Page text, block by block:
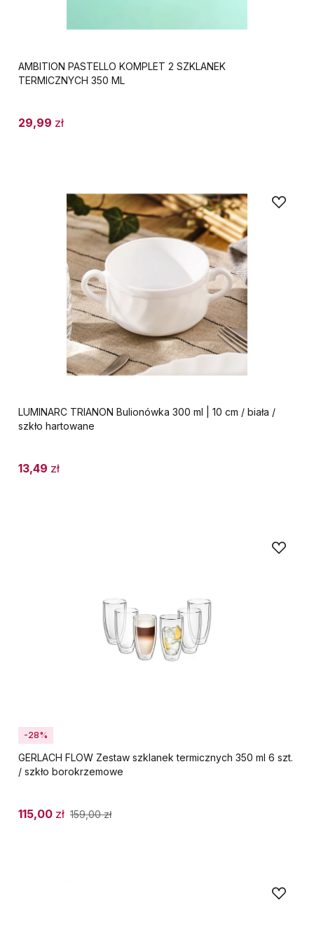
AMBITION PASTELLO KOMPLET 2 SZKLANEK
TERMICZNYCH 350 ML
29,99 zł
LUMINARC TRIANON Bulionówka 300 ml | 10 cm / biała /
szkło hartowane
13,49 zł
-28%
GERLACH FLOW Zestaw szklanek termicznych 350 ml 6 szt.
/ szkło borokrzemowe
115,00 zł 159,00zł